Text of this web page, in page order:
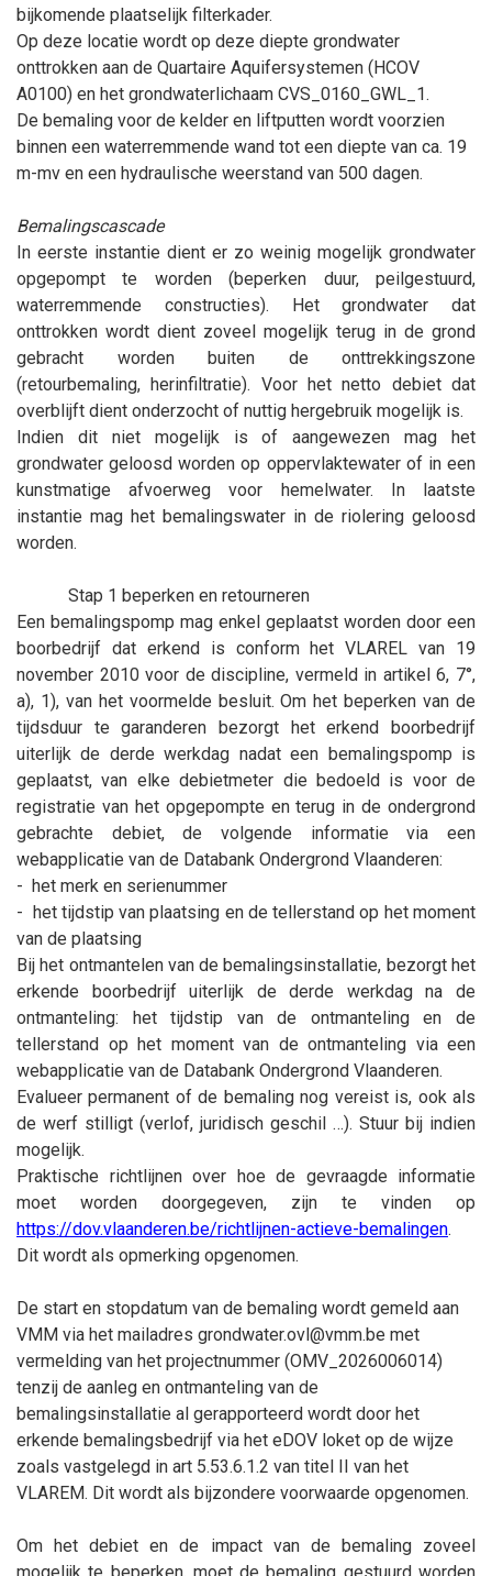
bijkomende plaatselijk filterkader.
Op deze locatie wordt op deze diepte grondwater
onttrokken aan de Quartaire Aquifersystemen (HCOV
A0100) en het grondwaterlichaam CVS_0160_GWL_1.
De bemaling voor de kelder en liftputten wordt voorzien
binnen een waterremmende wand tot een diepte van ca. 19
m-mv en een hydraulische weerstand van 500 dagen.
Bemalingscascade
In eerste instantie dient er zo weinig mogelijk grondwater
opgepompt te worden (beperken duur, peilgestuurd,
waterremmende constructies). Het grondwater dat
onttrokken wordt dient zoveel mogelijk terug in de grond
gebracht worden buiten de onttrekkingszone
(retourbemaling, herinfiltratie). Voor het netto debiet dat
overblijft dient onderzocht of nuttig hergebruik mogelijk is.
Indien dit niet mogelijk is of aangewezen mag het
grondwater geloosd worden op oppervlaktewater of in een
kunstmatige afvoerweg voor hemelwater. In laatste
instantie mag het bemalingswater in de riolering geloosd
worden.
Stap 1 beperken en retourneren
Een bemalingspomp mag enkel geplaatst worden door een
boorbedrijf dat erkend is conform het VLAREL van 19
november 2010 voor de discipline, vermeld in artikel 6, 7°,
a), 1), van het voormelde besluit. Om het beperken van de
tijdsduur te garanderen bezorgt het erkend boorbedrijf
uiterlijk de derde werkdag nadat een bemalingspomp is
geplaatst, van elke debietmeter die bedoeld is voor de
registratie van het opgepompte en terug in de ondergrond
gebrachte debiet, de volgende informatie via een
webapplicatie van de Databank Ondergrond Vlaanderen:
- het merk en serienummer
- het tijdstip van plaatsing en de tellerstand op het moment
van de plaatsing
Bij het ontmantelen van de bemalingsinstallatie, bezorgt het
erkende boorbedrijf uiterlijk de derde werkdag na de
ontmanteling: het tijdstip van de ontmanteling en de
tellerstand op het moment van de ontmanteling via een
webapplicatie van de Databank Ondergrond Vlaanderen.
Evalueer permanent of de bemaling nog vereist is, ook als
de werf stilligt (verlof, juridisch geschil …). Stuur bij indien
mogelijk.
Praktische richtlijnen over hoe de gevraagde informatie
moet worden doorgegeven, zijn te vinden op
https://dov.vlaanderen.be/richtlijnen-actieve-bemalingen.
Dit wordt als opmerking opgenomen.
De start en stopdatum van de bemaling wordt gemeld aan
VMM via het mailadres grondwater.ovl@vmm.be met
vermelding van het projectnummer (OMV_2026006014)
tenzij de aanleg en ontmanteling van de
bemalingsinstallatie al gerapporteerd wordt door het
erkende bemalingsbedrijf via het eDOV loket op de wijze
zoals vastgelegd in art 5.53.6.1.2 van titel II van het
VLAREM. Dit wordt als bijzondere voorwaarde opgenomen.
Om het debiet en de impact van de bemaling zoveel
mogelijk te beperken, moet de bemaling gestuurd worden